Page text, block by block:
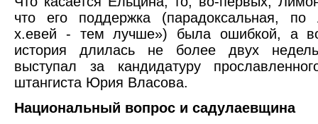
что его поддержка (парадоксальная, по
х.евей - тем лучше») была ошибкой, а
история длилась не более двух
выступал за кандидатуру
штангиста Юрия Власова.
Национальный вопрос и садулаевщина